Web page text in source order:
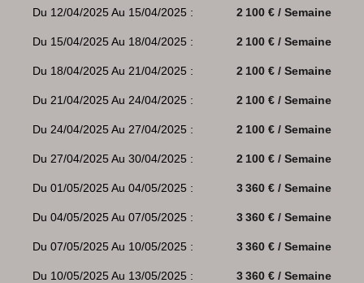
Du 12/04/2025 Au 15/04/2025 : 2 100 € / Semaine
Du 15/04/2025 Au 18/04/2025 : 2 100 € / Semaine
Du 18/04/2025 Au 21/04/2025 : 2 100 € / Semaine
Du 21/04/2025 Au 24/04/2025 : 2 100 € / Semaine
Du 24/04/2025 Au 27/04/2025 : 2 100 € / Semaine
Du 27/04/2025 Au 30/04/2025 : 2 100 € / Semaine
Du 01/05/2025 Au 04/05/2025 : 3 360 € / Semaine
Du 04/05/2025 Au 07/05/2025 : 3 360 € / Semaine
Du 07/05/2025 Au 10/05/2025 : 3 360 € / Semaine
Du 10/05/2025 Au 13/05/2025 : 3 360 € / Semaine